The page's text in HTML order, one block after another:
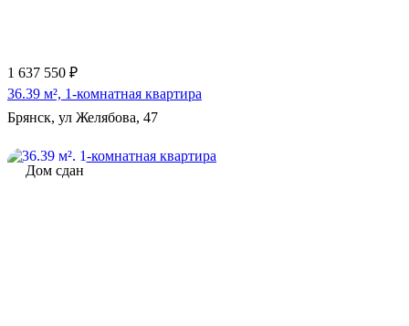
1 637 550 ₽
36.39 м², 1-комнатная квартира
Брянск, ул Желябова, 47
Дом сдан